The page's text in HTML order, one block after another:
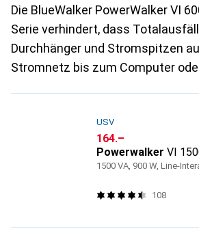
Die BlueWalker PowerWalker VI
Serie verhindert, dass
Durchhänger und Stromspitzen
Stromnetz bis zum Computer
USV
CHF
164.–
Powerwalker VI
1500 VA, 900 W, Line-
108